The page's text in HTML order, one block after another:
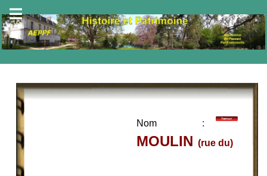
Nom :
MOULIN (rue du)